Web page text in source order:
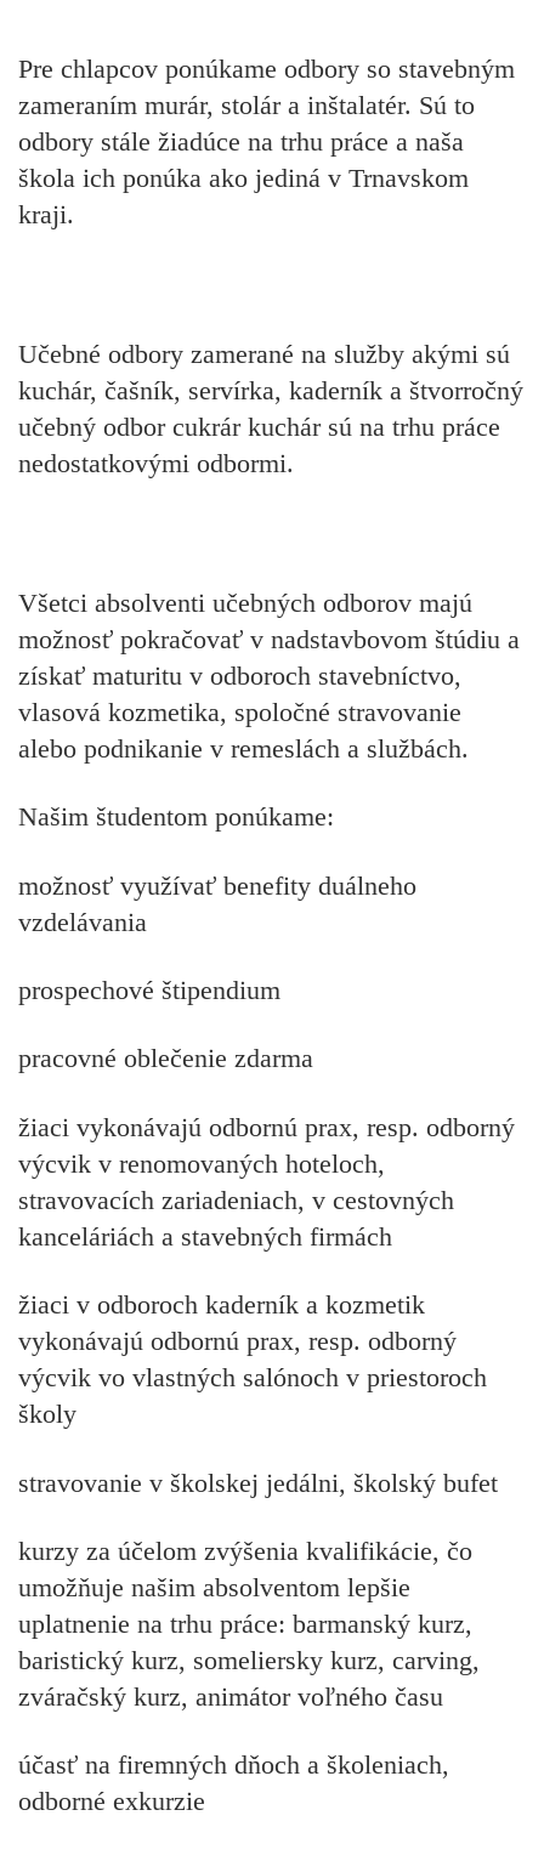
Pre chlapcov ponúkame odbory so stavebným
zameraním murár, stolár a inštalatér. Sú to
odbory stále žiadúce na trhu práce a naša
škola ich ponúka ako jediná v Trnavskom
kraji.
Učebné odbory zamerané na služby akými sú
kuchár, čašník, servírka, kaderník a štvorročný
učebný odbor cukrár kuchár sú na trhu práce
nedostatkovými odbormi.
Všetci absolventi učebných odborov majú
možnosť pokračovať v nadstavbovom štúdiu a
získať maturitu v odboroch stavebníctvo,
vlasová kozmetika, spoločné stravovanie
alebo podnikanie v remeslách a službách.
Našim študentom ponúkame:
možnosť využívať benefity duálneho
vzdelávania
prospechové štipendium
pracovné oblečenie zdarma
žiaci vykonávajú odbornú prax, resp. odborný
výcvik v renomovaných hoteloch,
stravovacích zariadeniach, v cestovných
kanceláriách a stavebných firmách
žiaci v odboroch kaderník a kozmetik
vykonávajú odbornú prax, resp. odborný
výcvik vo vlastných salónoch v priestoroch
školy
stravovanie v školskej jedálni, školský bufet
kurzy za účelom zvýšenia kvalifikácie, čo
umožňuje našim absolventom lepšie
uplatnenie na trhu práce: barmanský kurz,
baristický kurz, someliersky kurz, carving,
zváračský kurz, animátor voľného času
účasť na firemných dňoch a školeniach,
odborné exkurzie